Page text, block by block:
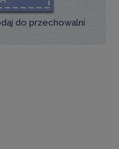
do przechowalni